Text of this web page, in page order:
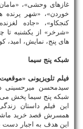
غازهای وحشی»،
خوردن»، «شهر پرنده
کنجکاو»، «جاده
های پنج، نمایش،
شبکه پنج سیما
فیلم تلویزیونی
شبکه پنج سیما پخش می
این فیلم داستان
همسرش قصد خرید
این هدف به اجبار